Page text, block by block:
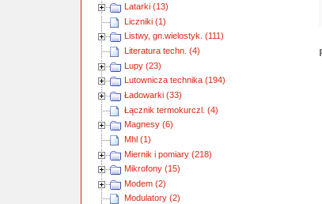
Latarki (13)
Liczniki (1)
Listwy, gn.wielostyk. (111)
Literatura techn. (4)
Lupy (23)
Lutownicza technika (194)
Ładowarki (33)
Łącznik termokurczl. (4)
Magnesy (6)
Mhl (1)
Miernik i pomiary (218)
Mikrofony (15)
Modem (2)
Modulatory (2)